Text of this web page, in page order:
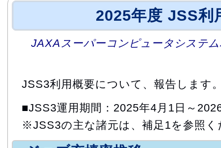
2025年度 JSS利
JAXAスーパーコンピュータシステ
JSS3利用概要について、報告します
■JSS3運用期間：2025年4月1日～
※JSS3の主な諸元は、補足1を参照く